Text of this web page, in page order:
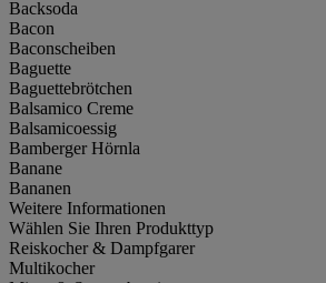
Backsoda
Bacon
Baconscheiben
Baguette
Baguettebrötchen
Balsamico Creme
Balsamicoessig
Bamberger Hörnla
Banane
Bananen
Weitere Informationen
Wählen Sie Ihren Produkttyp
Reiskocher & Dampfgarer
Multikocher